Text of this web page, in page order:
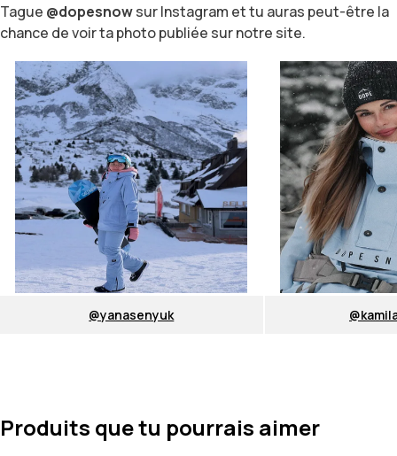
Tague @dopesnowsur Instagram et tu auras peut-être la
chance de voir ta photo publiée sur notre site.
@yanasenyuk
Produits que tu pourrais aimer